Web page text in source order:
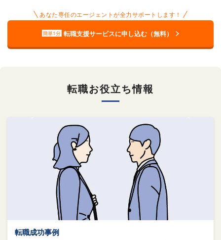
あなた専任のエージェントが全力サポートします！
簡単1分 転職支援サービスに申し込む（無料）
転職お役立ち情報
転職成功事例